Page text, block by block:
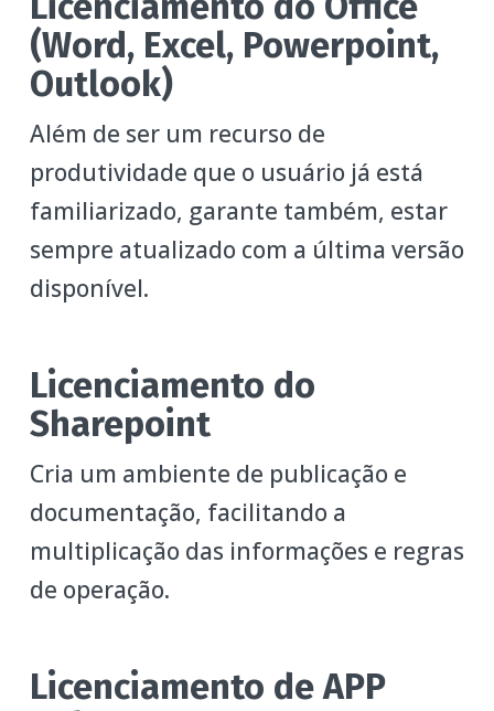
(Word, Excel, Powerpoint,
Outlook)
Além de ser um recurso de
produtividade que o usuário já está
familiarizado, garante também, estar
sempre atualizado com a última versão
disponível.
Licenciamento do
Sharepoint
Cria um ambiente de publicação e
documentação, facilitando a
multiplicação das informações e regras
de operação.
Licenciamento de APP